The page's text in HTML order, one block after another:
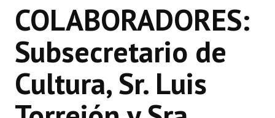
COLABORADORES:
Subsecretario de
Cultura, Sr. Luis